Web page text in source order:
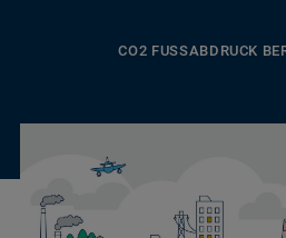
CO2 FUSSABDRUCK